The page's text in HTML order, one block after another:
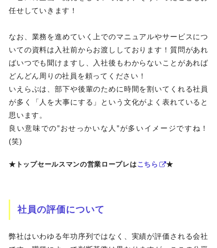
任せしていきます！
なお、業務を進めていく上でのマニュアルやサービスにつ
いての資料は入社前からお渡ししております！質問があれ
ばいつでも聞けますし、入社後もわからないことがあれば
どんどん周りの社員を頼ってください！
いえらぶは、部下や後輩のために時間を割いてくれる社員
が多く「人を大事にする」という文化がよく表れていると
思います。
良い意味での”おせっかいな人”が多いイメージですね！
(笑)
★トップセールスマンの営業ロープレはこちら ★
社員の評価について
弊社はいわゆる年功序列ではなく、実績が評価される会社